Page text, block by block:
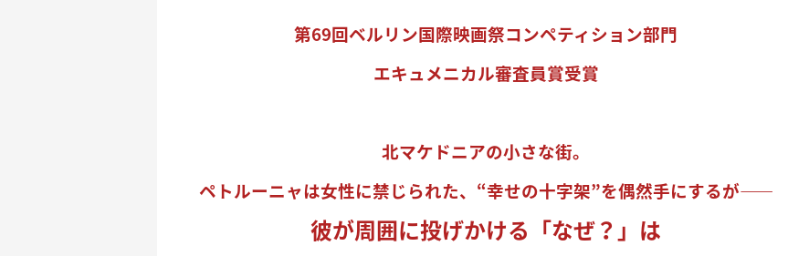
第69回ベルリン国際映画祭コンペティション部門
エキュメニカル審査員賞受賞
北マケドニアの小さな街。
ペトルーニャは女性に禁じられた、“幸せの十字架”を偶然手にするが――
彼が周囲に投げかける「なぜ？」は